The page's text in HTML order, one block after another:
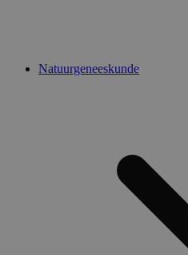
Natuurgeneeskunde